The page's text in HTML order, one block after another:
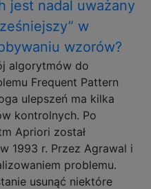
jest nadal uważany
w
wzorów?
algorytmów do
Frequent Pattern
ulepszeń ma kilka
kontrolnych. Po
Apriori został
1993 r. Przez Agrawal i
problemu.
usunąć niektóre